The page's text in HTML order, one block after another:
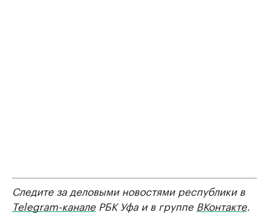
Следите за деловыми новостями республики в
Telegram-каналеРБК Уфа и в группе ВКонтакте.